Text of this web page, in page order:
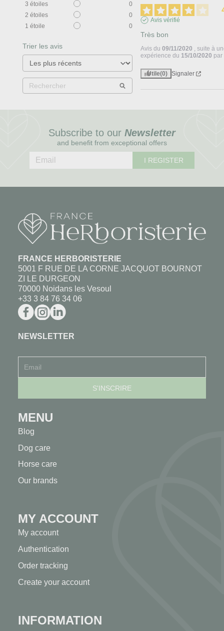
3 étoiles
0
2 étoiles
0
1 étoile 0
Trier les avis
Avis vérifié
Très bon
Avis du09/11/2020 , suite à
expérience du 15/10/2020 par
Utile(0) Signaler
Subscribe to our Newsletter
and benefit from exceptional offers
I REGISTER
FRANCE HERBORISTERIE
5001 F RUE DE LA CORNE JACQUOT BOURNOT
ZI LE DURGEON
70000 Noidans les Vesoul
+33 3 84 76 34 06
NEWSLETTER
MENU
Blog
Dog care
Horse care
Our brands
MY ACCOUNT
My account
Authentication
Order tracking
Create your account
INFORMATION